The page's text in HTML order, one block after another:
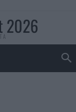
2026